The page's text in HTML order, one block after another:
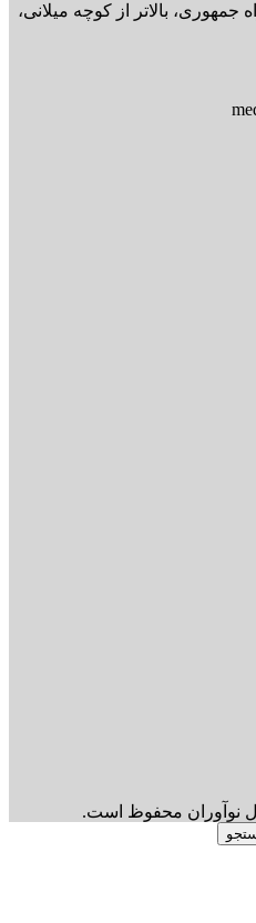
جمهوری، بالاتر از کوچه میلانی،
نوآوران محفوظ است.